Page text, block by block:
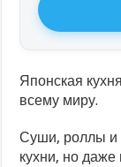
Японская
всему миру.
Суши, роллы и
кухни, но даже